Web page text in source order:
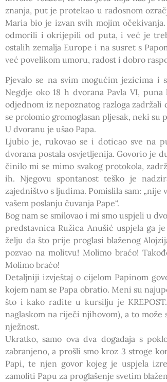
znanja, put je protekao u radosnom
Maria bio je izvan svih mojim
odmorili i okrijepili od puta, i već je
ostalih zemalja Europe i na susret s
već povelikom umoru, radost i dobro
Pjevalo se na svim mogućim jezicima i
Negdje oko 18 h dvorana Pavla VI,
odjednom iz nepoznatog razloga
se prolomio gromoglasan pljesak, neki su
U dvoranu je ušao Papa.
Ljubio je, rukovao se i doticao sve na
dvorana postala osvjetljenija. Govorio je
činilo mi se mimo svakog protokola,
ih. Njegovu spontanost teško je
zajedništvo s ljudima. Pomislila sam:
vašem poslanju čuvanja Pape“.
Bog nam se smilovao i mi smo uspjeli u
predstavnica Ružica Anušić uspjela ga
želju da što prije proglasi blaženog
pozvao na molitvu! Molimo braćo!
Molimo braćo!
Detaljniji izvještaj o cijelom Papinom
kojem nam se Papa obratio. Meni su
što i kako radite u kursilju je
naglaskom na riječi njihovom), a to
nježnost.
Ukratko, samo ova dva događaja s
zabranjeno, a prošli smo kroz 3 stroge
Papi, te njen govor kojeg je uspjela
zamoliti Papu za proglašenje svetim